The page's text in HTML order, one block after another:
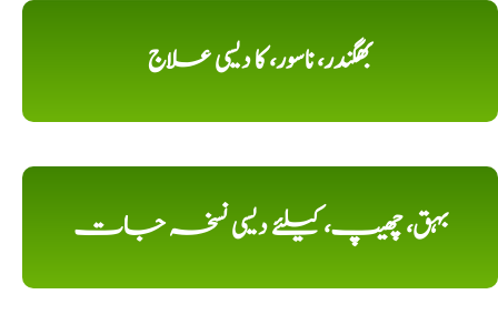
بھگندر، ناسور، کا دیسی علاج
بہق، چھیپ، کیلئے دیسی نسخہ جات